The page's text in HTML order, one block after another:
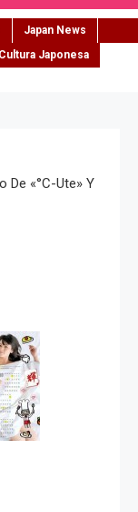
Japan News
Cultura Japonesa
De «°C-Ute» Y